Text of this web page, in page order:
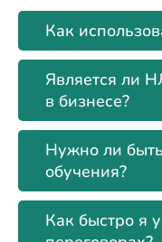
Как
Является ли
в бизнесе?
Нужно ли
обучения?
Как быстро я